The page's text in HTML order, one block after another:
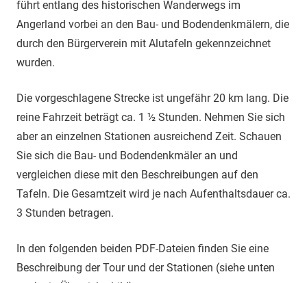
führt entlang des historischen Wanderwegs im
Angerland vorbei an den Bau- und Bodendenkmälern, die
durch den Bürgerverein mit Alutafeln gekennzeichnet
wurden.
Die vorgeschlagene Strecke ist ungefähr 20 km lang. Die
reine Fahrzeit beträgt ca. 1 ½ Stunden. Nehmen Sie sich
aber an einzelnen Stationen ausreichend Zeit. Schauen
Sie sich die Bau- und Bodendenkmäler an und
vergleichen diese mit den Beschreibungen auf den
Tafeln. Die Gesamtzeit wird je nach Aufenthaltsdauer ca.
3 Stunden betragen.
In den folgenden beiden PDF-Dateien finden Sie eine
Beschreibung der Tour und der Stationen (siehe unten